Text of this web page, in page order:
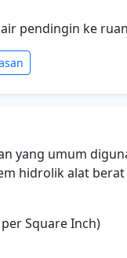
pendingin ke
yang umum
hidrolik alat berat
Square Inch)